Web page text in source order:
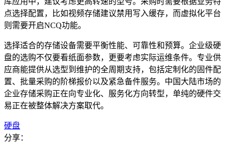
点选择配置，比如视频存储建议禁用写入缓存，而虚拟化平台
则需要开启NCQ功能。
选择适合的存储设备需要平衡性能、可靠性和预算。企业级硬
盘的选购不仅要看纸面参数，更要考虑实际运维条件。专业供
应商能提供从选型到维护的全周期支持，包括定制化的固件配
置、批量采购的阶梯报价以及紧急备件服务。中国大陆市场的
企业存储采购正在向专业化、服务化方向转型，单纯的硬件交
易正在被整体解决方案取代。
硬盘
分享：